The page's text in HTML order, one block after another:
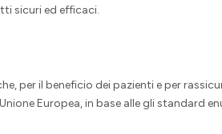
sicuri ed efficaci.
per il beneficio dei pazienti e per
Europea, in base alle gli standard